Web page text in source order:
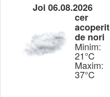
Joi 06.08.2026
cer
acoperit
de nori
Minim:
21°C
Maxim:
37°C